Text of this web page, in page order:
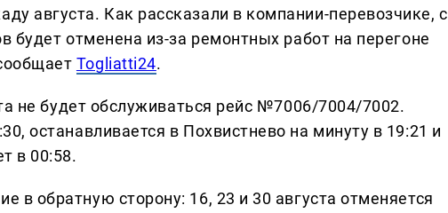
августа. Как рассказали в компании-перевозчике, с
будет отменена из-за ремонтных работ на перегоне
Togliatti24.
не будет обслуживаться рейс №7006/7004/7002.
останавливается в Похвистнево на минуту в 19:21 и
в 00:58.
в обратную сторону: 16, 23 и 30 августа отменяется